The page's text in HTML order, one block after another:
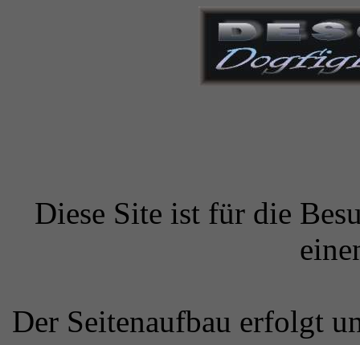
Diese Site ist für die
Der Seitenaufbau erfolgt